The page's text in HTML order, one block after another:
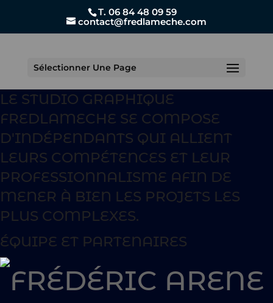
T. 06 84 48 09 59
contact@fredlameche.com
Sélectionner Une Page
LE STUDIO GRAPHIQUE
FREDLAMECHE SE COMPOSE
D'INDÉPENDANTS QUI ALLIENT
LEURS COMPÉTENCES ET LEUR
PROFESSIONNALISME AFIN DE
MENER À BIEN LES PROJETS LES
PLUS COMPLEXES.
ÉQUIPE ET PARTENAIRES